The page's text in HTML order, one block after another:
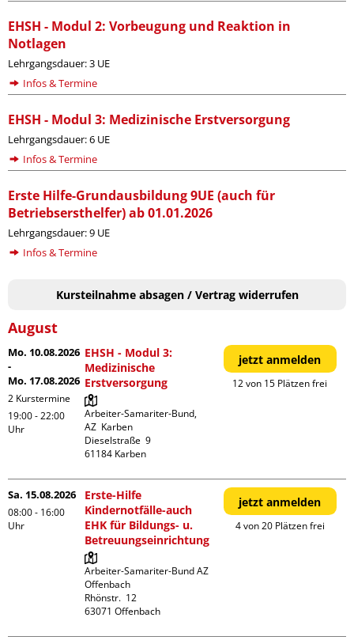
EHSH - Modul 2: Vorbeugung und Reaktion in
Notlagen
Lehrgangsdauer: 3 UE
Infos & Termine
EHSH - Modul 3: Medizinische Erstversorgung
Lehrgangsdauer: 6 UE
Infos & Termine
Erste Hilfe-Grundausbildung 9UE (auch für
Betriebsersthelfer) ab 01.01.2026
Lehrgangsdauer: 9 UE
Infos & Termine
Kursteilnahme absagen / Vertrag widerrufen
August
Mo. 10.08.2026
-
Mo. 17.08.2026
2 Kurstermine
19:00 - 22:00
Uhr
EHSH - Modul 3:
Medizinische
Erstversorgung
Arbeiter-Samariter-Bund,
AZ  Karben
Dieselstraße  9
jetzt anmelden
12 von 15 Plätzen frei
Sa. 15.08.2026
08:00 - 16:00
Uhr
Erste-Hilfe
Kindernotfälle-auch
EHK für Bildungs- u.
Betreuungseinrichtung
Arbeiter-Samariter-Bund AZ
Offenbach
Rhönstr.  12
jetzt anmelden
4 von 20 Plätzen frei